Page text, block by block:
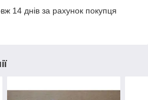
14 днів за рахунок покупця